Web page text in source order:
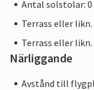
Antal solstolar: 0
Terrass eller
Terrass eller likn.
Närliggande
Avstånd till